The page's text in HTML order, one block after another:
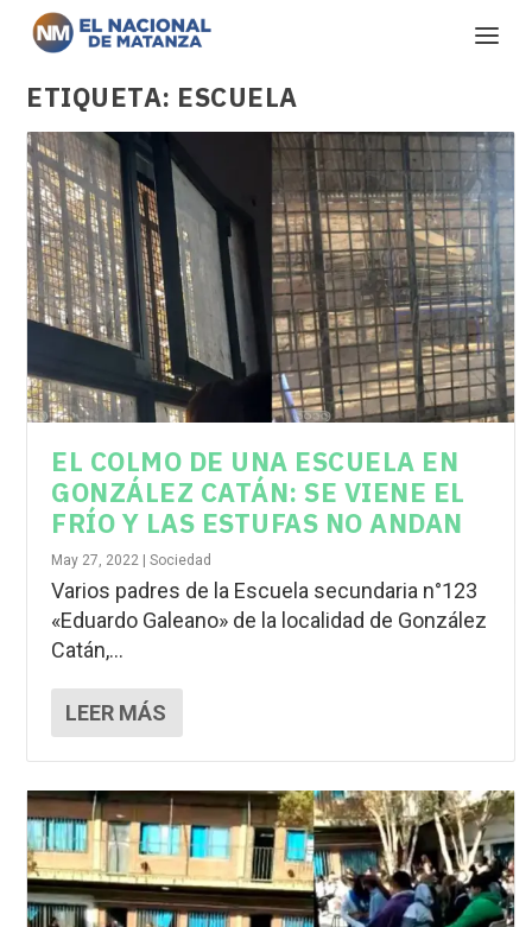
ETIQUETA: ESCUELA
EL COLMO DE UNA ESCUELA EN
GONZÁLEZ CATÁN: SE VIENE EL
FRÍO Y LAS ESTUFAS NO ANDAN
May 27, 2022 |Sociedad
Varios padres de la Escuela secundaria n°123
«Eduardo Galeano» de la localidad de González
Catán,...
LEER MÁS